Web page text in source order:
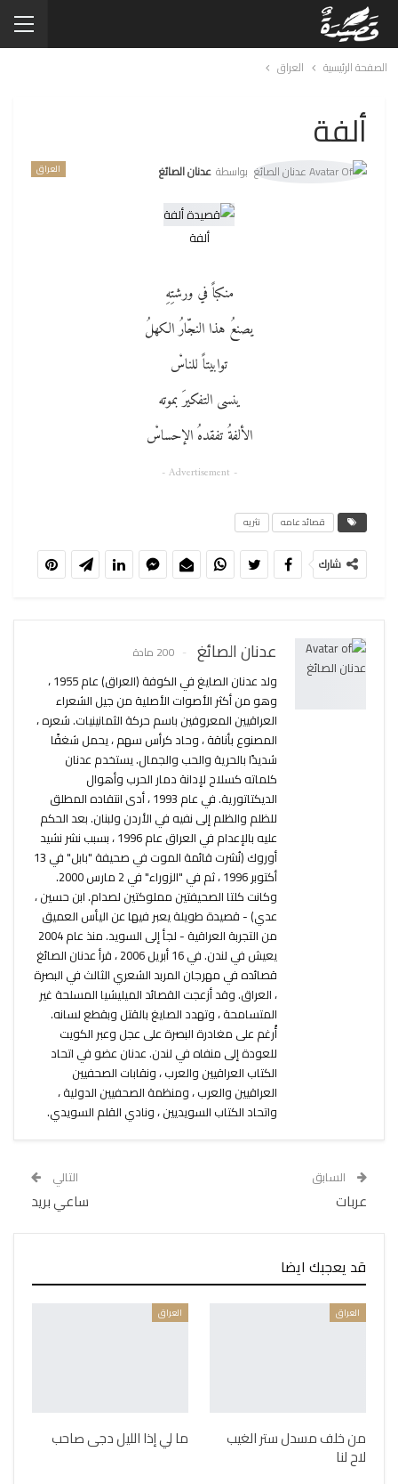
الصفحة الرئيسية العراق
ألفة
العراق بواسطة عدنان الصائغ
ألفة
منكباً في ورشتِهِ
يصنعُ هذا النجّارُ الكهلُ
توابيتاً للناسْ
ينسى التفكيرَ بموته
الألفةُ تفقدهُ الإحساسْ
- Advertisement -
قصائد عامه نثريه
شارك
عدنان الصائغ 200 مادة
ولد عدنان الصايغ في الكوفة (العراق) عام 1955 ،
وهو من أكثر الأصوات الأصلية من جيل الشعراء
العراقيين المعروفين باسم حركة الثمانينيات. شعره ،
المصنوع بأناقة ، وحاد كرأس سهم ، يحمل شغفًا
شديدًا بالحرية والحب والجمال. يستخدم عدنان
كلماته كسلاح لإدانة دمار الحرب وأهوال
الديكتاتورية. في عام 1993 ، أدى انتقاده المطلق
للظلم والظلم إلى نفيه في الأردن ولبنان. بعد الحكم
عليه بالإعدام في العراق عام 1996 ، بسبب نشر نشيد
أوروك (نُشرت قائمة الموت في صحيفة "بابل" في 13
أكتوبر 1996 ، ثم في "الزوراء" في 2 مارس 2000.
وكانت كلتا الصحيفتين مملوكتين لصدام. ابن حسين ،
عدي) - قصيدة طويلة يعبر فيها عن اليأس العميق
من التجربة العراقية - لجأ إلى السويد. منذ عام 2004
يعيش في لندن. في 16 أبريل 2006 ، قرأ عدنان الصائغ
قصائده في مهرجان المربد الشعري الثالث في البصرة
، العراق. وقد أزعجت القصائد الميليشيا المسلحة غير
المتسامحة ، وتهدد الصايغ بالقتل وبقطع لسانه.
أُرغم على مغادرة البصرة على عجل وعبر الكويت
للعودة إلى منفاه في لندن. عدنان عضو في اتحاد
الكتاب العراقيين والعرب ، ونقابات الصحفيين
العراقيين والعرب ، ومنظمة الصحفيين الدولية ،
واتحاد الكتاب السويديين ، ونادي القلم السويدي.
السابق
عربات
التالي
ساعي بريد
قد يعجبك ايضا
العراق
من خلف مسدل ستر الغيب
لاح لنا
العراق
ما لي إذا الليل دجى صاحب